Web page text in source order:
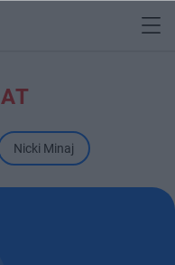
Nicki Minaj